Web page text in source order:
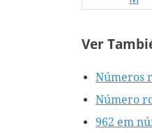
Ver
Números
Número
962 em